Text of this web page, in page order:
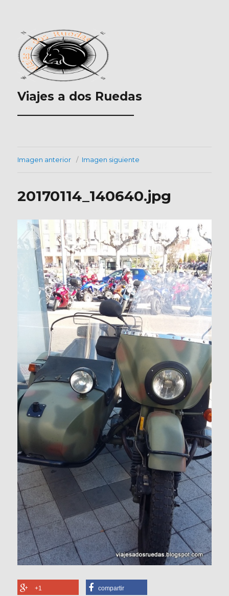
Viajes a dos Ruedas
___________________
Imagen anterior Imagen siguiente
20170114_140640.jpg
+1 compartir